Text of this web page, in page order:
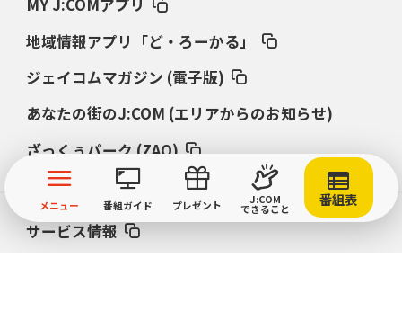
メニュー 番組ガイド プレゼント J:COM
できること
番組表
MY J:COMアプリ
地域情報アプリ「ど・ろーかる」
ジェイコムマガジン (電子版)
あなたの街のJ:COM (エリアからのお知らせ)
ざっくぅパーク (ZAQ)
サービス情報